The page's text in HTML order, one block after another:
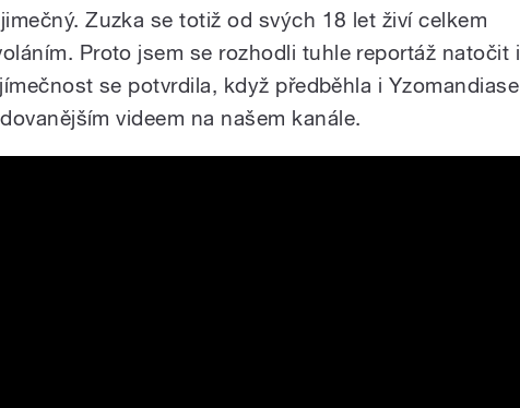
Zuzka se totiž od svých 18 let živí celkem
Proto jsem se rozhodli tuhle reportáž natočit i
se potvrdila, když předběhla i Yzomandiase
videem na našem kanále.